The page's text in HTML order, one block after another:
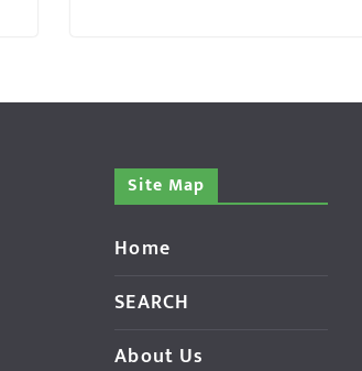
Site Map
Home
SEARCH
About Us